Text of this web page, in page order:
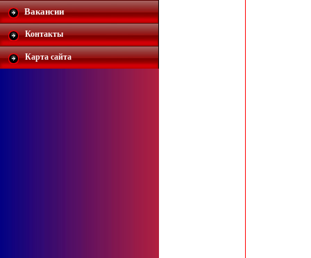
Вакансии
Контакты
Карта сайта